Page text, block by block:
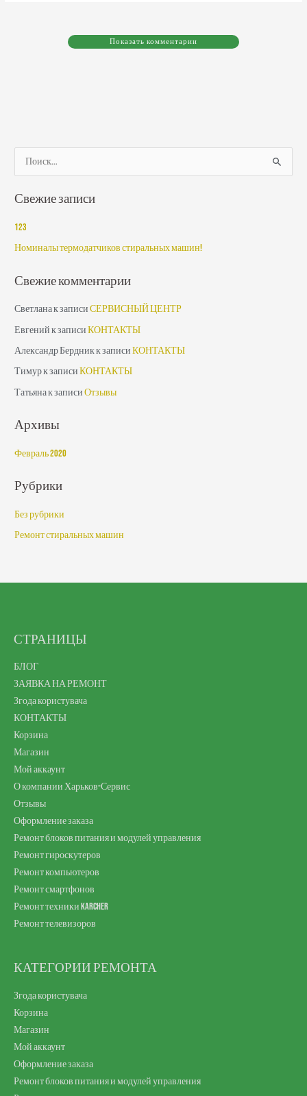
Показать комментарии
и
Свежие записи
123
Номиналы термодатчиков стиральных машин!
Свежие комментарии
Светланак записиСЕРВИСНЫЙ ЦЕНТР
Евгенийк записиКОНТАКТЫ
Александр Бердникк записиКОНТАКТЫ
Тимурк записиКОНТАКТЫ
Татьянак записиОтзывы
Архивы
Февраль 2020
Рубрики
Без рубрики
Ремонт стиральных машин
СТРАНИЦЫ
БЛОГ
ЗАЯВКА НА РЕМОНТ
Згода користувача
КОНТАКТЫ
Корзина
Магазин
Мой аккаунт
О компании Харьков-Сервис
Отзывы
Оформление заказа
Ремонт блоков питания и модулей управления
Ремонт гироскутеров
Ремонт компьютеров
Ремонт смартфонов
Ремонт техники Karcher
Ремонт телевизоров
КАТЕГОРИИ РЕМОНТА
Згода користувача
Корзина
Магазин
Мой аккаунт
Оформление заказа
Ремонт блоков питания и модулей управления